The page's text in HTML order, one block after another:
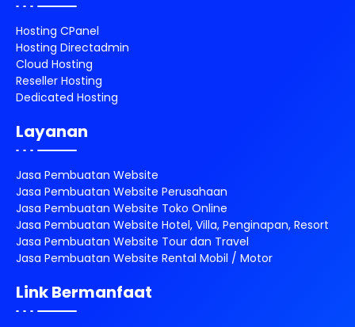
Hosting CPanel
Hosting Directadmin
Cloud Hosting
Reseller Hosting
Dedicated Hosting
Layanan
Jasa Pembuatan Website
Jasa Pembuatan Website Perusahaan
Jasa Pembuatan Website Toko Online
Jasa Pembuatan Website Hotel, Villa, Penginapan, Resort
Jasa Pembuatan Website Tour dan Travel
Jasa Pembuatan Website Rental Mobil / Motor
Link Bermanfaat